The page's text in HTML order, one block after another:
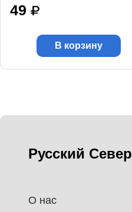
49
В корзину
Русский Север
О нас